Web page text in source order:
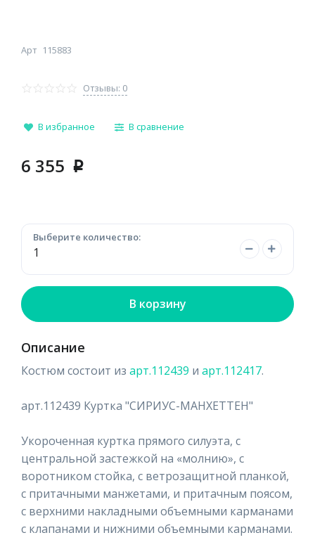
Арт 115883
Отзывы: 0
В избранное В сравнение
6 355 p
Выберите количество:
В корзину
Описание
Костюм состоит из арт.112439 и арт.112417.
арт.112439 Куртка "СИРИУС-МАНХЕТТЕН"
Укороченная куртка прямого силуэта, с
центральной застежкой на «молнию», с
воротником стойка, с ветрозащитной планкой,
с притачными манжетами, и притачным поясом,
с верхними накладными объемными карманами
с клапанами и нижними объемными карманами.